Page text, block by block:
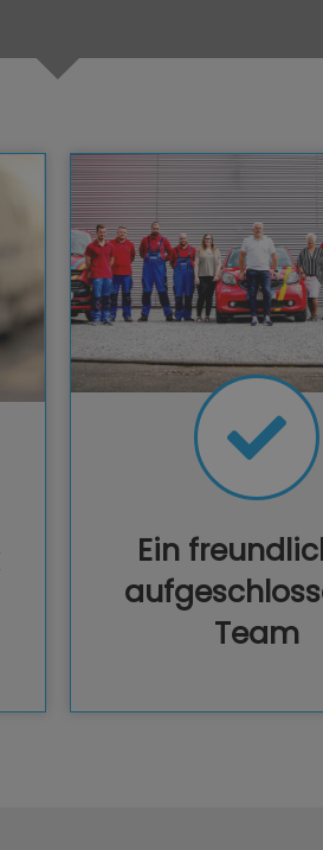
Ein
Team